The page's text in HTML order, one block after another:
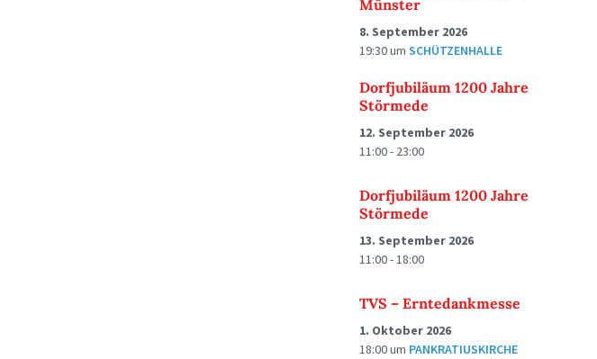
Münster
8. September 2026
19:30umSCHÜTZENHALLE
Dorfjubiläum 1200 Jahre
Störmede
12. September 2026
11:00 - 23:00
Dorfjubiläum 1200 Jahre
Störmede
13. September 2026
11:00 - 18:00
TVS – Erntedankmesse
1. Oktober 2026
18:00um PANKRATIUSKIRCHE